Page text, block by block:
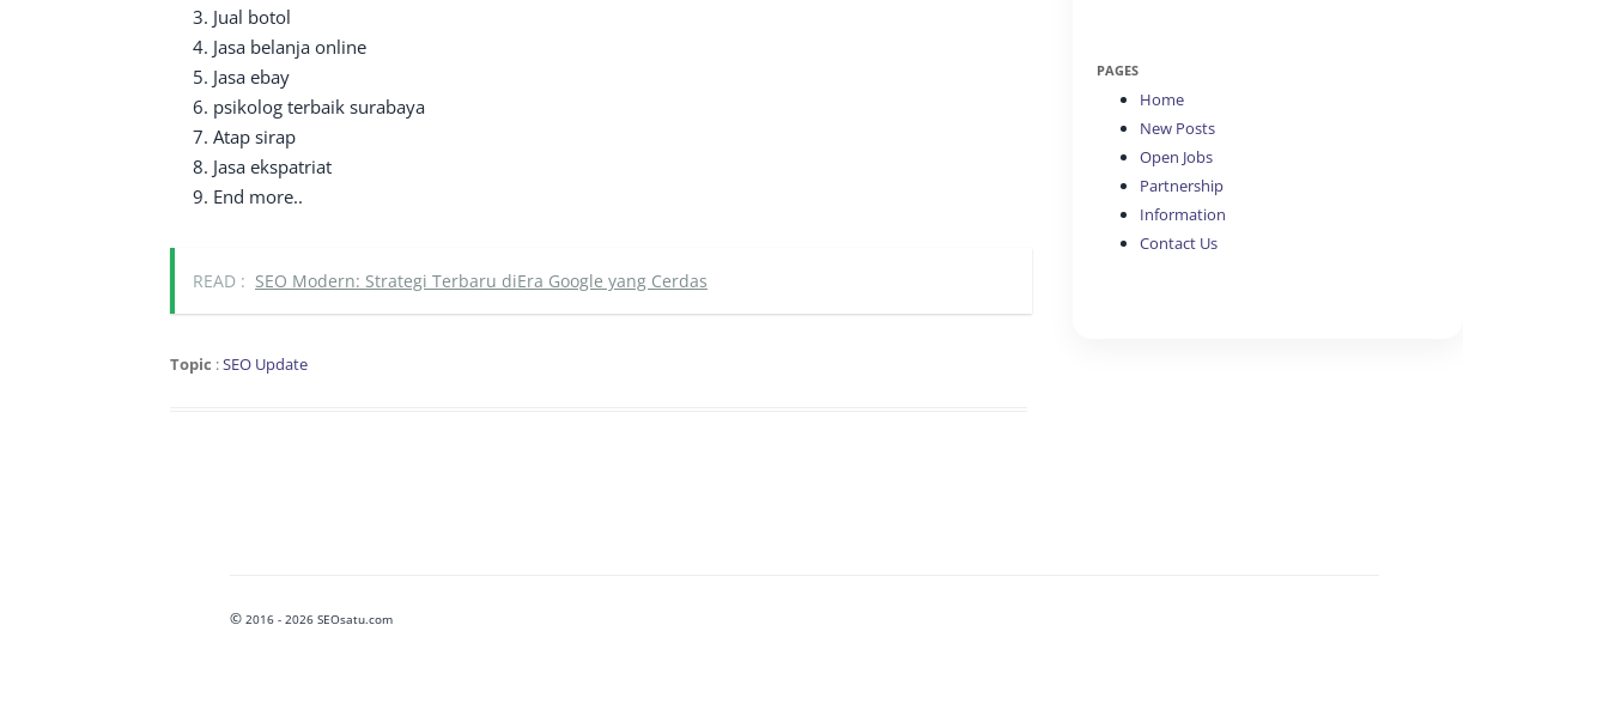
Jual botol
Jasa belanja online
Jasa ebay
psikolog terbaik surabaya
Atap sirap
Jasa ekspatriat
End more..
READ : SEO Modern: Strategi Terbaru diEra Google yang Cerdas
Topic :SEO Update
PAGES
Home
New Posts
Open Jobs
Partnership
Information
Contact Us
© 2016 - 2026 SEOsatu.com